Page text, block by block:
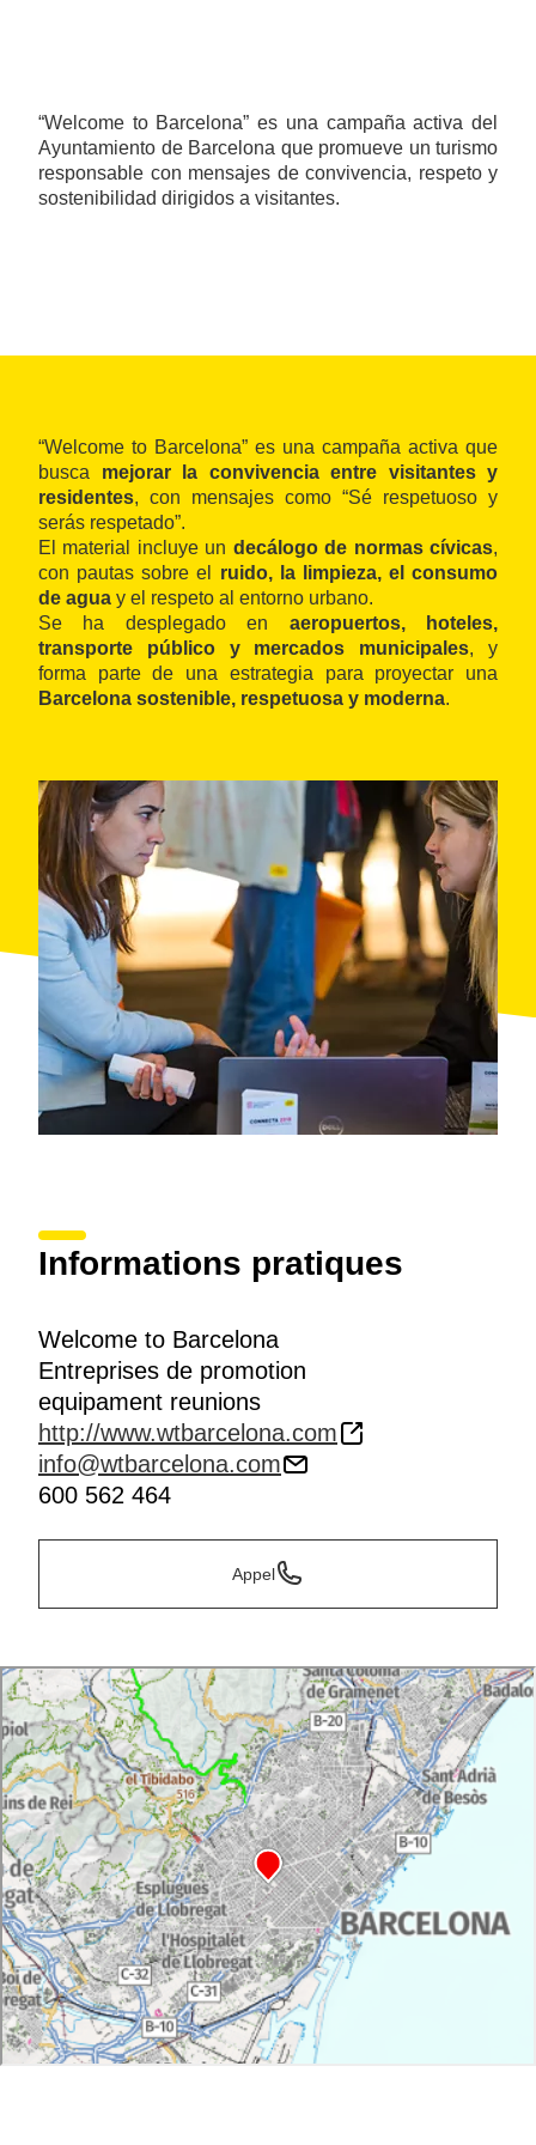
“Welcome to Barcelona” es una campaña activa del
Ayuntamiento de Barcelona que promueve un turismo
responsable con mensajes de convivencia, respeto y
sostenibilidad dirigidos a visitantes.
“Welcome to Barcelona” es una campaña activa que
busca mejorar la convivencia entre visitantes y
residentes, con mensajes como “Sé respetuoso y
serás respetado”.
El material incluye un decálogo de normas cívicas,
con pautas sobre el ruido, la limpieza, el consumo
de agua y el respeto al entorno urbano.
Se ha desplegado en aeropuertos, hoteles,
transporte público y mercados municipales, y
forma parte de una estrategia para proyectar una
Barcelona sostenible, respetuosa y moderna.
Informations pratiques
Welcome to Barcelona
Entreprises de promotion
equipament reunions
http://www.wtbarcelona.com
info@wtbarcelona.com
600 562 464
Appel